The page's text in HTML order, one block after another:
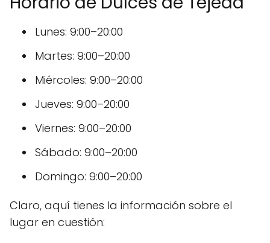
Lunes: 9:00–20:00
Martes: 9:00–20:00
Miércoles: 9:00–20:00
Jueves: 9:00–20:00
Viernes: 9:00–20:00
Sábado: 9:00–20:00
Domingo: 9:00–20:00
Claro, aquí tienes la información sobre el
lugar en cuestión: